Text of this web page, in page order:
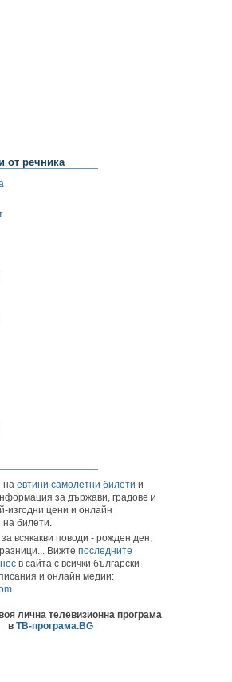
от речника
на евтини самолетни билети и
за държави, градове и
изгодни цени и онлайн
на билети.
за всякакви поводи - рожден ден,
Вижте последните
в сайта с всички български
и онлайн медии:
.
лична телевизионна програма
в ТВ-програма.BG